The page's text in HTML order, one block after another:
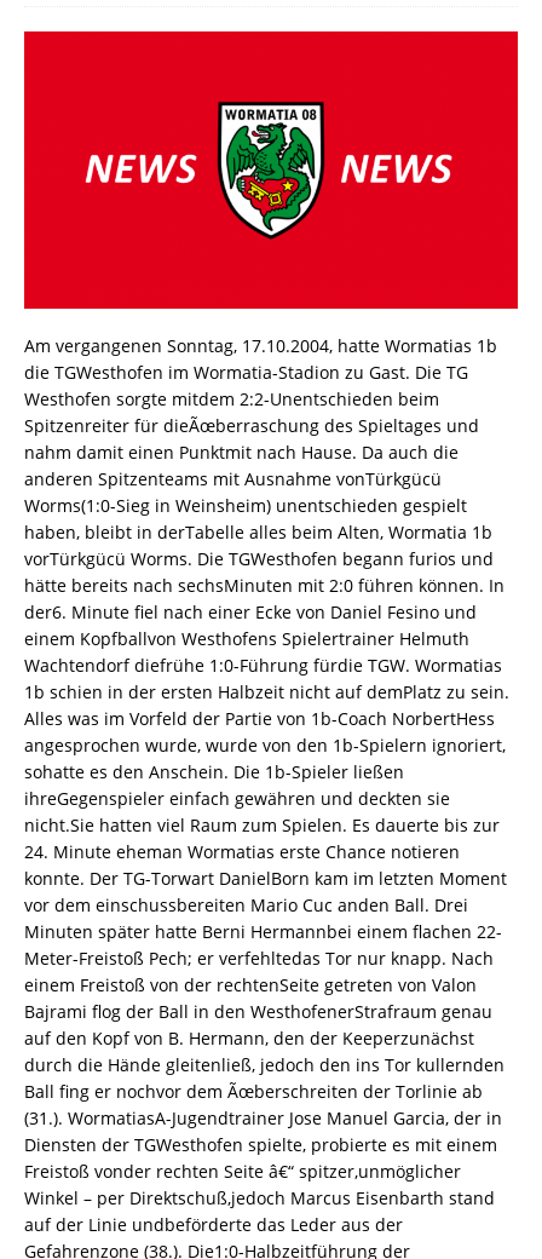
Am vergangenen Sonntag, 17.10.2004, hatte Wormatias 1b
die TGWesthofen im Wormatia-Stadion zu Gast. Die TG
Westhofen sorgte mitdem 2:2-Unentschieden beim
Spitzenreiter für dieÃœberraschung des Spieltages und
nahm damit einen Punktmit nach Hause. Da auch die
anderen Spitzenteams mit Ausnahme vonTürkgücü
Worms(1:0-Sieg in Weinsheim) unentschieden gespielt
haben, bleibt in derTabelle alles beim Alten, Wormatia 1b
vorTürkgücü Worms. Die TGWesthofen begann furios und
hätte bereits nach sechsMinuten mit 2:0 führen können. In
der6. Minute fiel nach einer Ecke von Daniel Fesino und
einem Kopfballvon Westhofens Spielertrainer Helmuth
Wachtendorf diefrühe 1:0-Führung fürdie TGW. Wormatias
1b schien in der ersten Halbzeit nicht auf demPlatz zu sein.
Alles was im Vorfeld der Partie von 1b-Coach NorbertHess
angesprochen wurde, wurde von den 1b-Spielern ignoriert,
sohatte es den Anschein. Die 1b-Spieler ließen
ihreGegenspieler einfach gewähren und deckten sie
nicht.Sie hatten viel Raum zum Spielen. Es dauerte bis zur
24. Minute eheman Wormatias erste Chance notieren
konnte. Der TG-Torwart DanielBorn kam im letzten Moment
vor dem einschussbereiten Mario Cuc anden Ball. Drei
Minuten später hatte Berni Hermannbei einem flachen 22-
Meter-Freistoß Pech; er verfehltedas Tor nur knapp. Nach
einem Freistoß von der rechtenSeite getreten von Valon
Bajrami flog der Ball in den WesthofenerStrafraum genau
auf den Kopf von B. Hermann, den der Keeperzunächst
durch die Hände gleitenließ, jedoch den ins Tor kullernden
Ball fing er nochvor dem Ãœberschreiten der Torlinie ab
(31.). WormatiasA-Jugendtrainer Jose Manuel Garcia, der in
Diensten der TGWesthofen spielte, probierte es mit einem
Freistoß vonder rechten Seite â€“ spitzer,unmöglicher
Winkel – per Direktschuß,jedoch Marcus Eisenbarth stand
auf der Linie undbeförderte das Leder aus der
Gefahrenzone (38.). Die1:0-Halbzeitführung der